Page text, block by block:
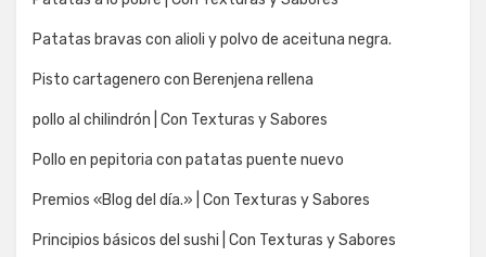
Patatas bravas con alioli y polvo de aceituna negra.
Pisto cartagenero con Berenjena rellena
pollo al chilindrón | Con Texturas y Sabores
Pollo en pepitoria con patatas puente nuevo
Premios «Blog del día.» | Con Texturas y Sabores
Principios básicos del sushi | Con Texturas y Sabores